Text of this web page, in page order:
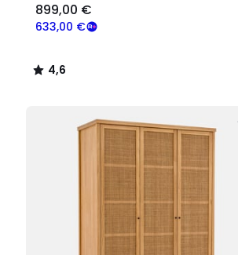
633,00 €
899,00 €
4,6
/